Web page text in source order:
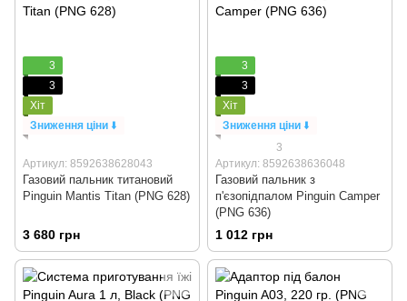
3
3
Хіт
Зниження ціни ⬇️
Артикул: 8592638628043
Газовий пальник титановий
Pinguin Mantis Titan (PNG 628)
3 680 грн
3
3
Хіт
Зниження ціни ⬇️
3
Артикул: 8592638636048
Газовий пальник з
п'єзопідпалом Pinguin Camper
(PNG 636)
1 012 грн